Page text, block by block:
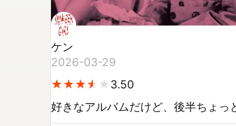
ケン
2026-03-29
★
★★
★★
★★
★ ★ 3.50
好きなアルバムだけど、後半ちょっ